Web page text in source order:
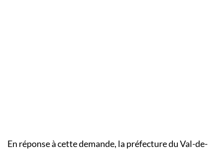
En réponse à cette demande, la préfecture du Val-de-